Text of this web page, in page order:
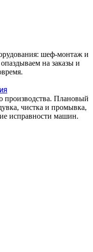
шеф-монтаж и
на заказы и
производства. Плановый
чистка и промывка,
исправности машин.